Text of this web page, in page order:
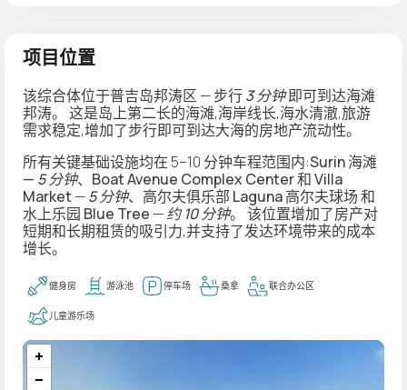
项目位置
该综合体位于普吉岛邦涛区 — 步行3 分钟即可到达海滩
邦涛。 这是岛上第二长的海滩,海岸线长,海水清澈,旅游
需求稳定,增加了步行即可到达大海的房地产流动性。
所有关键基础设施均在 5–10 分钟车程范围内:Surin 海滩
— 5 分钟、 Boat Avenue Complex Center和Villa
Market —5 分钟、高尔夫俱乐部 Laguna 高尔夫球场和
水上乐园 Blue Tree —约 10 分钟。 该位置增加了房产对
短期和长期租赁的吸引力,并支持了发达环境带来的成本
增长。
健身房 游泳池 停车场 桑拿 联合办公区
儿童游乐场